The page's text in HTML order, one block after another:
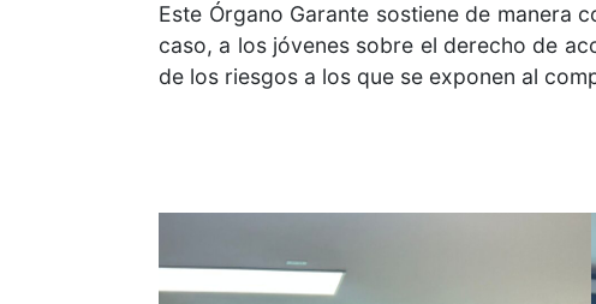
Este Órgano Garante sostiene de manera
caso, a los jóvenes sobre el derecho de
de los riesgos a los que se exponen al